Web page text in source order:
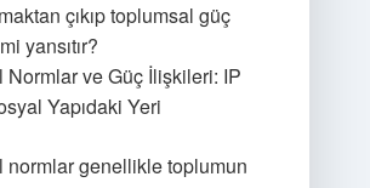
çıkıp toplumsal güç
yansıtır?
Normlar ve Güç İlişkileri: IP
Yapıdaki Yeri
normlar genellikle toplumun